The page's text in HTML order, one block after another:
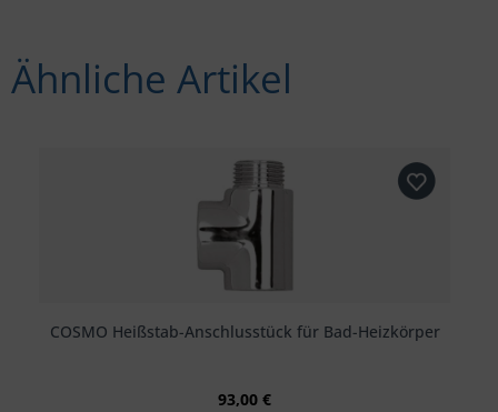
Ähnliche Artikel
COSMO Heißstab-Anschlusstück für Bad-Heizkörper
93,00 €